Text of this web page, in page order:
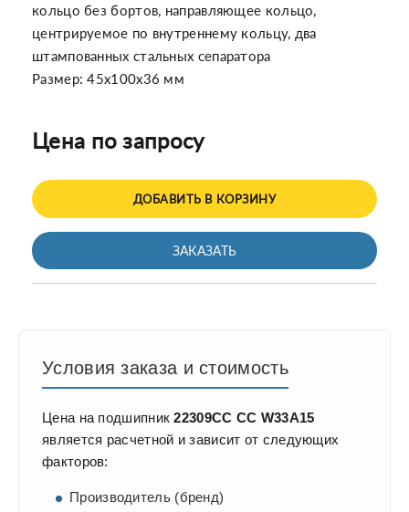
кольцо без бортов, направляющее кольцо,
центрируемое по внутреннему кольцу, два
штампованных стальных сепаратора
Размер: 45x100x36 мм
Цена по запросу
ДОБАВИТЬ В КОРЗИНУ
ЗАКАЗАТЬ
Условия заказа и стоимость
Цена на подшипник22309CC CC W33A15
является расчетной и зависит от следующих
факторов:
Производитель (бренд)